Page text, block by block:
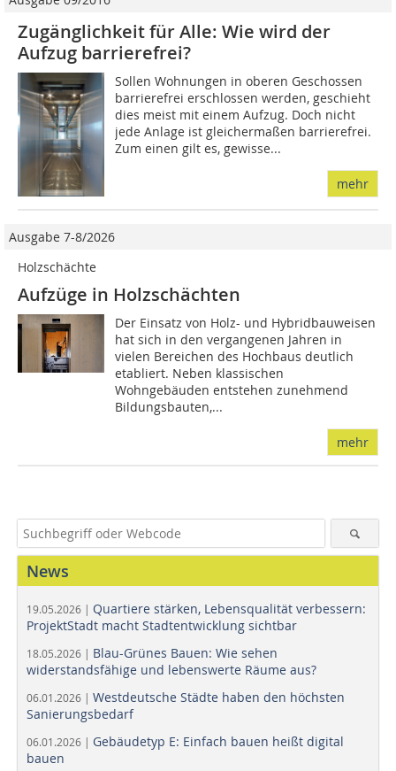
Zugänglichkeit für Alle: Wie wird der
Aufzug barrierefrei?
Sollen Wohnungen in oberen Geschossen
barrierefrei erschlossen werden, geschieht
dies meist mit einem Aufzug. Doch nicht
jede Anlage ist gleichermaßen barrierefrei.
Zum einen gilt es, gewisse...
mehr
Ausgabe 7-8/2026
Holzschächte
Aufzüge in Holzschächten
Der Einsatz von Holz- und Hybridbauweisen
hat sich in den vergangenen Jahren in
vielen Bereichen des Hochbaus deutlich
etabliert. Neben klassischen
Wohngebäuden entstehen zunehmend
Bildungsbauten,...
mehr
News
19.05.2026 | Quartiere stärken, Lebensqualität verbessern:
ProjektStadt macht Stadtentwicklung sichtbar
18.05.2026 | Blau-Grünes Bauen: Wie sehen
widerstandsfähige und lebenswerte Räume aus?
06.01.2026 | Westdeutsche Städte haben den höchsten
Sanierungsbedarf
06.01.2026 | Gebäudetyp E: Einfach bauen heißt digital
bauen